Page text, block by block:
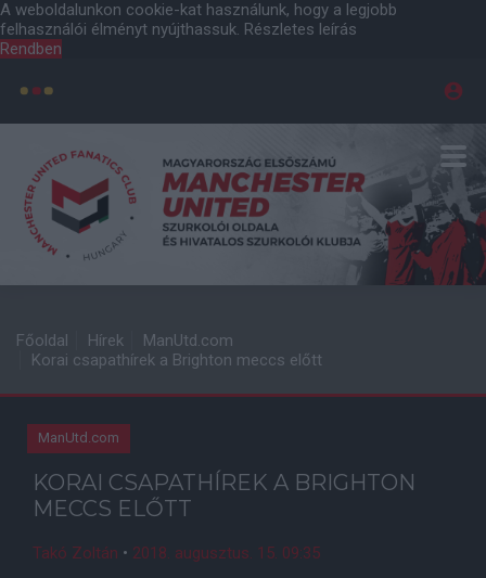
A weboldalunkon cookie-kat használunk, hogy a legjobb
felhasználói élményt nyújthassuk. Részletes leírás
Rendben
Főoldal Hírek
ManUtd.com
Korai csapathírek a Brighton meccs előtt
ManUtd.com
KORAI CSAPATHÍREK A BRIGHTON
MECCS ELŐTT
Takó Zoltán • 2018. augusztus. 15. 09:35